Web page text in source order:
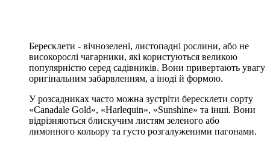
Бересклети - вічнозелені, листопадні рослини, або не
високорослі чагарники, які користуються великою
популярністю серед садівників. Вони привертають увагу
оригінальним забарвленням, а іноді й формою.
У розсадниках часто можна зустріти бересклети сорту
«Canadale Gold», «Harlequin», «Sunshine» та інші. Вони
відрізняються блискучим листям зеленого або
лимонного кольору та густо розгалуженими пагонами.